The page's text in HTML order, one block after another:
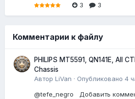
3
3
Комментарии к файлу
PHILIPS MT5591, QN141E, All
Chassis
Автор LiVan · Опубликовано 4
@tefe_negro Добавить